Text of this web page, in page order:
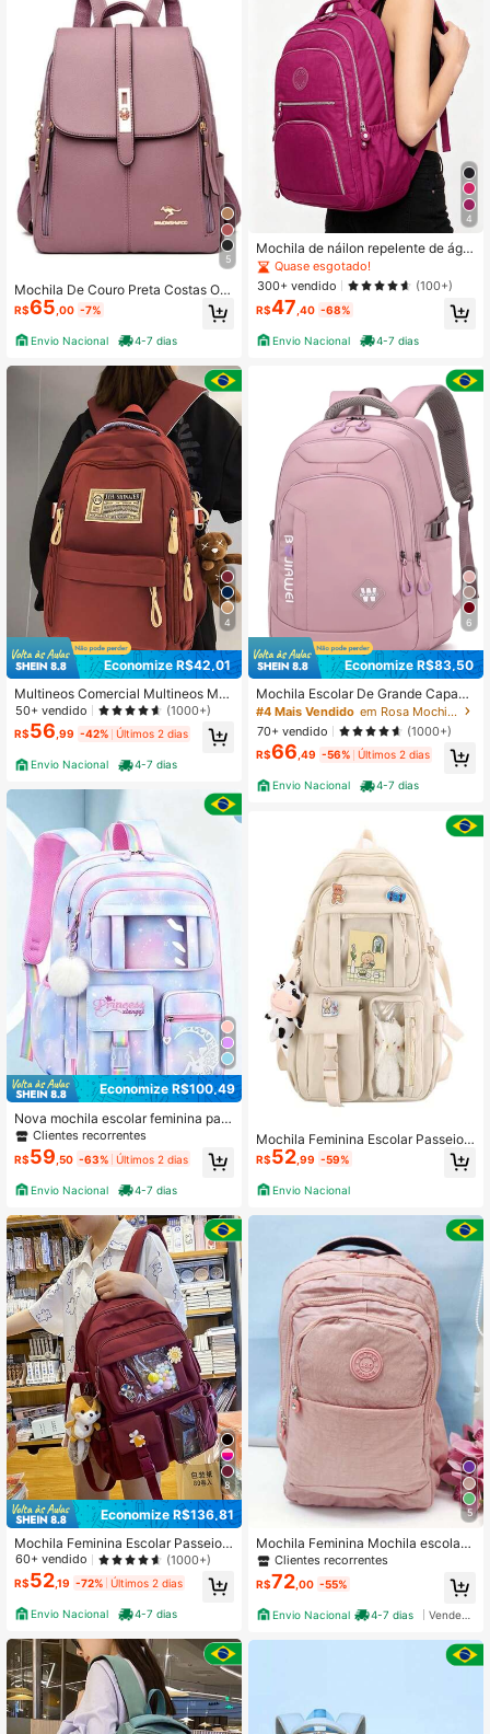
5
Mochila De Couro Preta Costas Org
anico Premium Cores
R$65 ,00 -7%
Envio Nacional 4-7 dias
4
Economize R$42,01
Multineos Comercial Multineos Mo
chila Escolar De Grande Capacidad
e Para Estudante Feminina Nylon I
mpermeavel
50+ vendido (1000+)
R$56 ,99 -42% Últimos 2 dias
Envio Nacional 4-7 dias
Economize R$100,49
Nova mochila escolar feminina para
mininas, versão coreana, protetor d
e coluna para meninas, mochila da
minina ultraleve estilo geladeira co
m abertura de porta modelo novo 2
024 infantil
Clientes recorrentes
R$59 ,50 -63% Últimos 2 dias
Envio Nacional 4-7 dias
8
Economize R$136,81
Mochila Feminina Escolar Passeio
Coreano Grande Capacidade Com
Chaveiro Impermeável
60+ vendido (1000+)
R$52,19 -72% Últimos 2 dias
Envio Nacional 4-7 dias
4
Mochila de náilon repelente de águ
a de grande capacidade simples e l
eve bolsa de computador bolsa esc
olar de estudante
Quase esgotado!
300+ vendido
(100+)
R$47 ,40 -68%
Envio Nacional 4-7 dias
6
Economize R$83,50
Mochila Escolar De Grande Capaci
dade Para Mulheres Estudantes Nyl
on impermeável
#4 Mais Vendido
em Rosa Mochilas Funcionais Femininas
70+ vendido
(1000+)
R$66,49 -56% Últimos 2 dias
Envio Nacional 4-7 dias
Mochila Feminina Escolar Passeio
Coreano Grande Impermeável Varia
veis Modelos
R$52 ,99 -59%
Envio Nacional
5
Mochila Feminina Mochila escolar
Grande
Clientes recorrentes
R$72 ,00 -55%
Envio Nacional 4-7 dias